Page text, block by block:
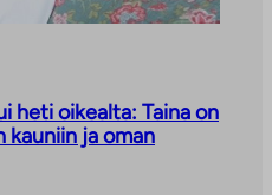
heti oikealta: Taina on
ja oman